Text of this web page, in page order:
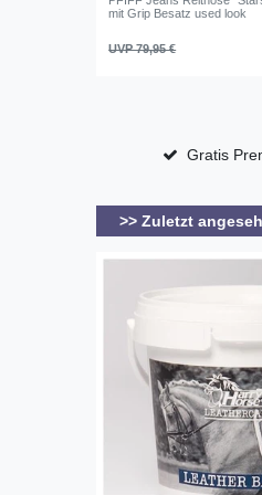
mit Grip Besatz used look
UVP 79,95 €
Gratis
>> Zuletzt